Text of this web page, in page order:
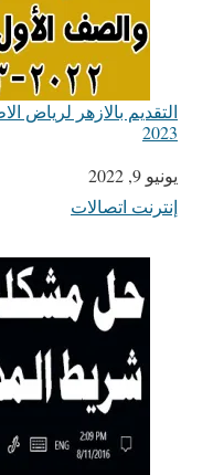
2023
التاريخ
يونيو 9, 2022
في ما يتعلق بما يأتي
إنترنت اتصالات